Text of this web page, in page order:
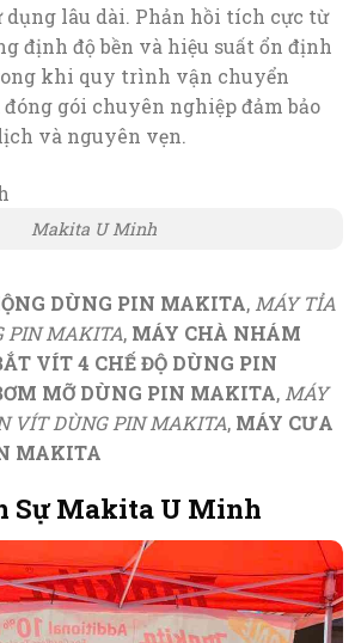
dụng lâu dài. Phản hồi tích cực từ
định độ bền và hiệu suất ổn định
khi quy trình vận chuyển
gói chuyên nghiệp đảm bảo
và nguyên vẹn.
Makita U Minh
DÙNG PIN MAKITA, MÁY TỈA
PIN MAKITA, MÁY CHÀ NHÁM
VÍT 4 CHẾ ĐỘ DÙNG PIN
MỠ DÙNG PIN MAKITA, MÁY
VÍT DÙNG PIN MAKITA, MÁY CƯA
MAKITA
Sự Makita U Minh